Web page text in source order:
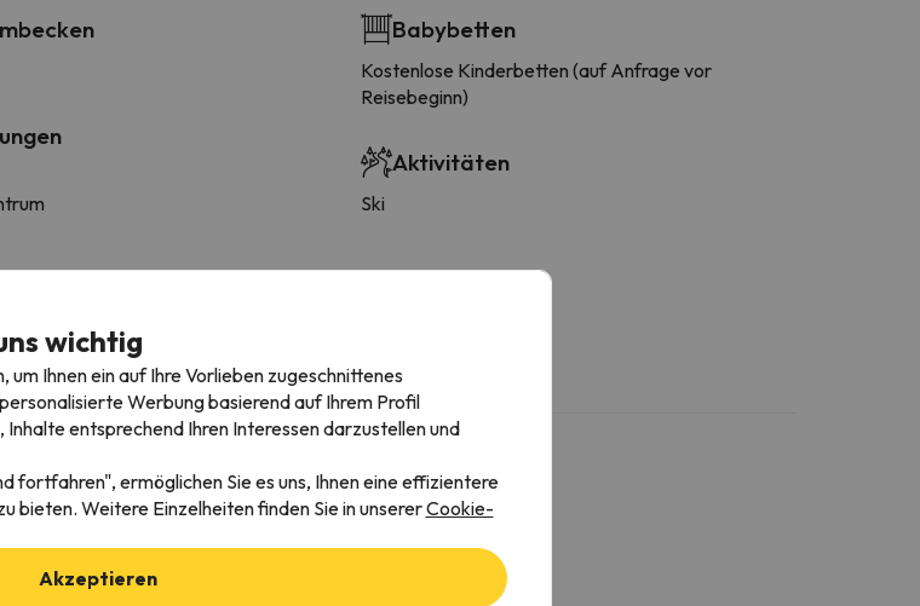
Babybetten
Kostenlose Kinderbetten (auf Anfrage vor
Reisebeginn)
Aktivitäten
Ski
wichtig
Ihnen ein auf Ihre Vorlieben zugeschnittenes
Werbung basierend auf Ihrem Profil
entsprechend Ihren Interessen darzustellen und
fortfahren", ermöglichen Sie es uns, Ihnen eine effizientere
bieten. Weitere Einzelheiten finden Sie in unsererCookie-
Akzeptieren